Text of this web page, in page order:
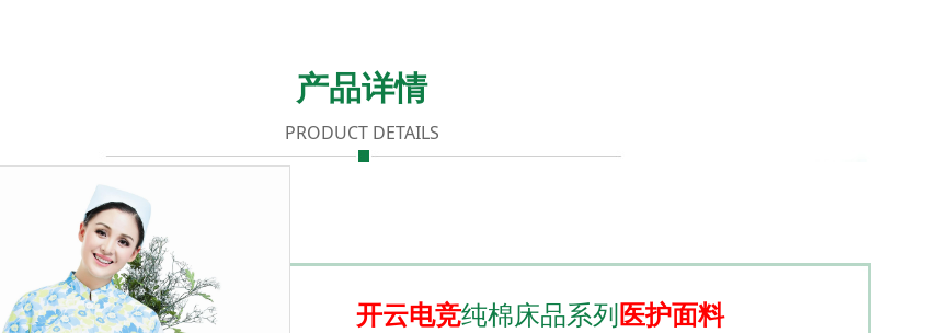
产品详情
PRODUCT DETAILS
开云电竞纯棉床品系列医护面料